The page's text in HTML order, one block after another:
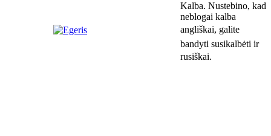
Kalba. Nustebino, kad
neblogai kalba
angliškai, galite
bandyti susikalbėti ir
rusiškai.